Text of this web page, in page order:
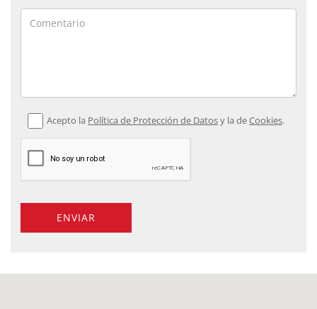
Acepto la Política de Protección de Datosy la deCookies.
ENVIAR